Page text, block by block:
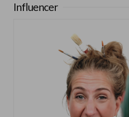
Influencer